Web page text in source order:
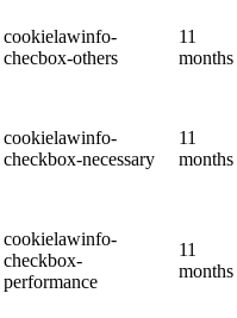
cookielawinfo-
checbox-others
11
months
cookielawinfo-
checkbox-necessary
11
months
cookielawinfo-
checkbox-
performance
11
months